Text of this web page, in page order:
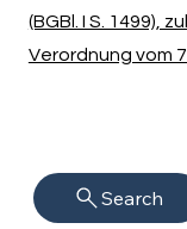
(BGBl. I S. 1499),
Verordnung vom
Search